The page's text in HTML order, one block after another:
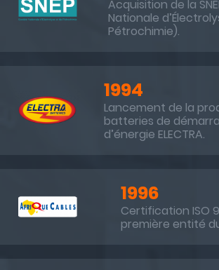
Acquisition de la
Nationale
Pétrochimie).
1994
Lancement de la
batteries de
d’énergie ELECTRA.
1996
Certification ISO
première entité